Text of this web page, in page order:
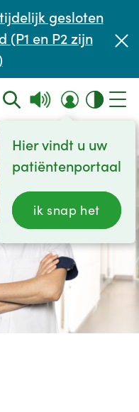
gesloten
(P1 en P2 zijn
Hier vindt u uw
patiëntenportaal
ik snap het